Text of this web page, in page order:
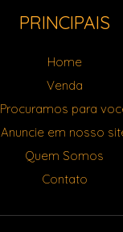
PRINCIPAIS
Home
Venda
Procuramos para
Anuncie em nosso
Quem Somos
Contato